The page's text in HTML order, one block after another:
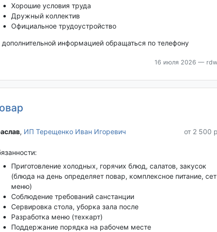
Хорошие условия труда
Дружный коллектив
Официальное трудоустройство
дополнительной информацией обращаться по телефону
16 июля 2026 —
, ИП Терещенко Иван Игоревич от 2 500
Приготовление холодных, горячих блюд, салатов, закусок
(блюда на день определяет повар, комплексное питание,
меню)
Соблюдение требований санстанции
Сервировка стола, уборка зала после
Разработка меню (техкарт)
Поддержание порядка на рабочем месте